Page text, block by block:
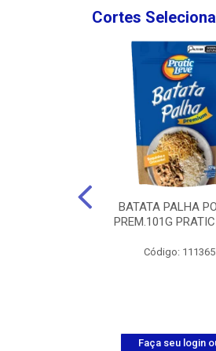
Cortes
BATATA PALHA
PREM.101G
Código: 111365
Faça seu login